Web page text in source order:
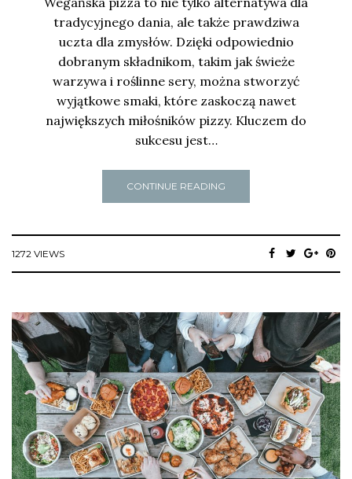
tradycyjnego dania, ale także prawdziwa
uczta dla zmysłów. Dzięki odpowiednio
dobranym składnikom, takim jak świeże
warzywa i roślinne sery, można stworzyć
wyjątkowe smaki, które zaskoczą nawet
największych miłośników pizzy. Kluczem do
sukcesu jest…
CONTINUE READING
1272 VIEWS